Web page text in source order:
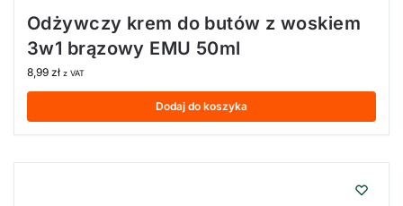
Odżywczy krem do butów z woskiem
3w1 brązowy EMU 50ml
8,99 zł z VAT
Dodaj do koszyka